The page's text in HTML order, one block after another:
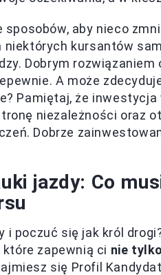
aby nieco
niektórych kursantów
Dobrym
A może
Pamiętaj, że
niezależności oraz
Dobrze
jazdy: Co
i poczuć się jak król
zapewnią ci nie
się Profil